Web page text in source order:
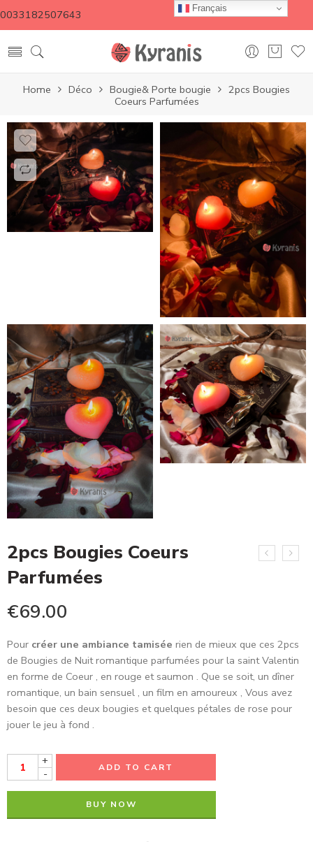
0033182507643
Home Déco Bougie& Porte bougie
2pcs Bougies
Coeurs Parfumées
2pcs Bougies Coeurs
Parfumées
€69.00
Pour créer une ambiance tamisée rien de mieux que ces 2pcs
de Bougies de Nuit romantique parfumées pour la saint Valentin
en forme de Coeur , en rouge et saumon . Que se soit, un dîner
romantique, un bain sensuel , un film en amoureux , Vous avez
besoin que ces deux bougies et quelques pétales de rose pour
jouer le jeu à fond .
+
-
ADD TO CART
BUY NOW
Français